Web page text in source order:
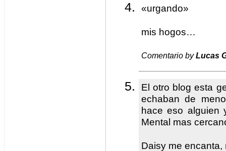
«urgando»
mis hogos…
Comentario byLucas
El otro blog esta
echaban de
hace eso alguien
Mental mas
Daisy me